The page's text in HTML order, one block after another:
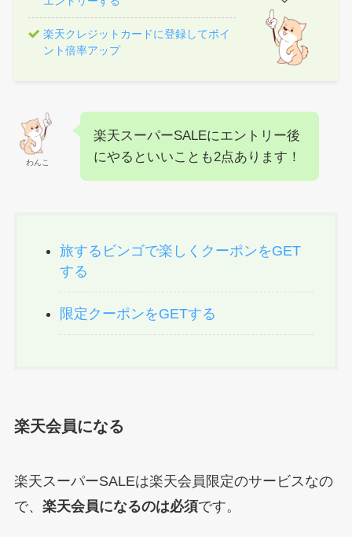
楽天クレジットカードに登録してポイ
ント倍率アップ
わんこ
楽天スーパーSALEにエントリー後
にやるといいことも2点あります！
旅するビンゴで楽しくクーポンをGET
する
限定クーポンをGETする
楽天会員になる
楽天スーパーSALEは楽天会員限定のサービスなの
で、 楽天会員になるのは必須です。